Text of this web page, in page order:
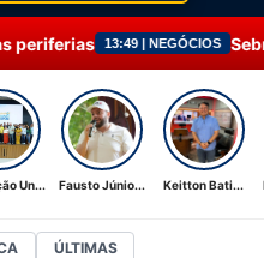
Sebrae recebe Moção
Un... Fausto Júnio... Keitton Bati...
ÚLTIMAS